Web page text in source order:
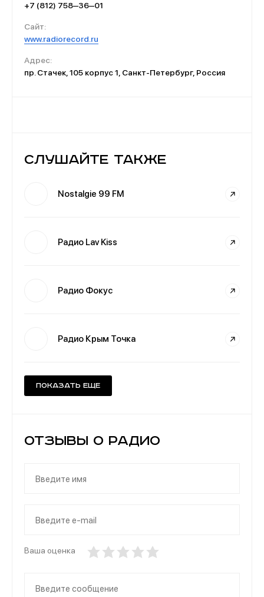
+7 (812) 758‒36‒01
Сайт:
www.radiorecord.ru
Адрес:
пр. Стачек, 105 корпус 1, Санкт-Петербург, Россия
Слушайте также
Nostalgie 99 FM
Радио Lav Kiss
Радио Фокус
Радио Крым Точка
Показать еще
Отзывы о Радио
Ваша оценка